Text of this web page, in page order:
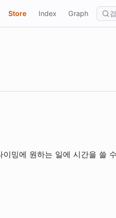
Store Index Graph
밍에 원하는 일에 시간을 쓸